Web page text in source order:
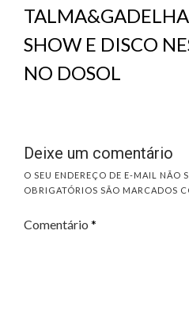
SHOW E DISCO
NO DOSOL
Deixe um comentário
O SEU ENDEREÇO DE E-MAIL NÃO
OBRIGATÓRIOS SÃO MARCADOS
Comentário *